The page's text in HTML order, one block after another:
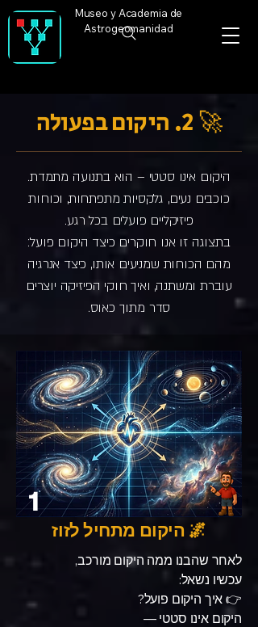
Museo y Academia de
Astrogeomanidad
🚀 2. היקום בפעולה
היקום אינו סטטי – הוא בתנועה מתמדת.
כוכבים נעים, גלקסיות מתפתחות, וכוחות
פיזיקליים פועלים בכל רגע.
בתצוגה זו אנו חוקרים כיצד היקום פועל:
מהם הכוחות שמניעים אותו, כיצד אנרגיה
עוברת ומשתנה, ואיך חוקי הפיזיקה יוצרים
סדר מתוך כאוס.
1
🌌 היקום מתחיל לזוז
לאחר שהבנו ממה היקום מורכב,
עכשיו נשאל:
👉 איך היקום פועל?
היקום אינו סטטי —